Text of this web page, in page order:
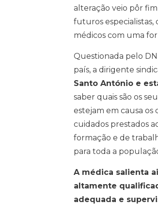
alteração veio pôr
futuros especialistas,
médicos com uma
Questionada pelo
país, a dirigente
Santo António e
saber quais são os
estejam em causa os
cuidados prestados
formação e de
para toda a
A médica salienta
altamente
adequada e